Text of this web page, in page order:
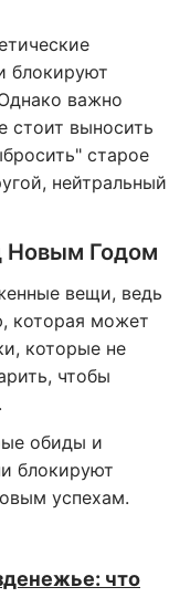
блокируют
важно
стоит выносить
старое
нейтральный
Новым Годом
вещи, ведь
которая может
которые не
чтобы
обиды и
блокируют
успехам.
что